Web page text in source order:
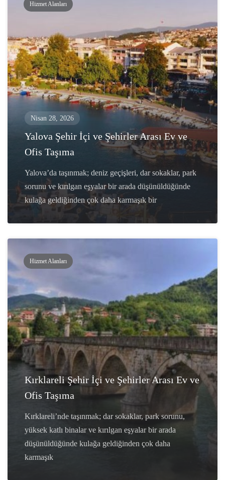
Hizmet Alanları
Nisan 28, 2026
Yalova Şehir İçi ve Şehirler Arası Ev ve
Ofis Taşıma
Yalova’da taşınmak; deniz geçişleri, dar sokaklar, park
sorunu ve kırılgan eşyalar bir arada düşünüldüğünde
kulağa geldiğinden çok daha karmaşık bir
Hizmet Alanları
Kırklareli Şehir İçi ve Şehirler Arası Ev ve
Ofis Taşıma
Kırklareli’nde taşınmak; dar sokaklar, park sorunu,
yüksek katlı binalar ve kırılgan eşyalar bir arada
düşünüldüğünde kulağa geldiğinden çok daha
karmaşık